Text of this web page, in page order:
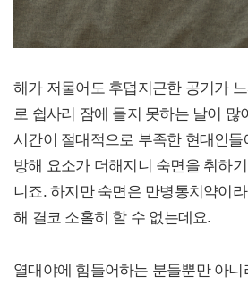
해가 저물어도 후덥지근한 공기가
로 쉽사리 잠에 들지 못하는 날이 많
시간이 절대적으로 부족한 현대인
방해 요소가 더해지니 숙면을 취하
니죠. 하지만 숙면은 만병통치약이
해 결코 소홀히 할 수 없는데요.
열대야에 힘들어하는 분들뿐만 아니